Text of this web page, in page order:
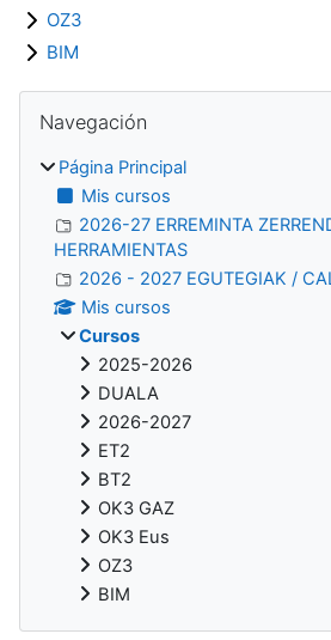
OZ3
BIM
Bloques
Navegación
Página Principal
Mis cursos
2026-27 ERREMINTA
HERRAMIENTAS
2026 - 2027 EGUTEGIAK /
Mis cursos
Cursos
2025-2026
DUALA
2026-2027
ET2
BT2
OK3 GAZ
OK3 Eus
OZ3
BIM